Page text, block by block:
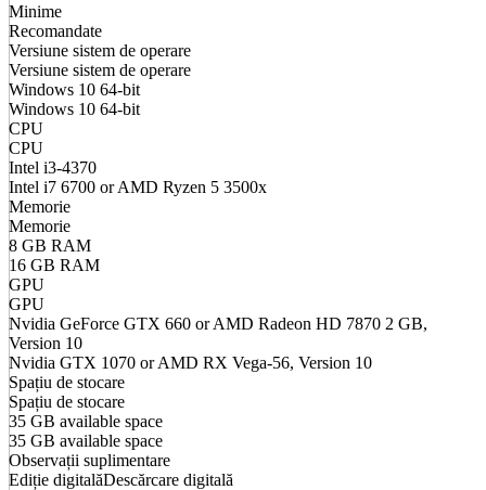
Minime
Recomandate
Versiune sistem de operare
Versiune sistem de operare
Windows 10 64-bit
Windows 10 64-bit
CPU
CPU
Intel i3-4370
Intel i7 6700 or AMD Ryzen 5 3500x
Memorie
Memorie
8 GB RAM
16 GB RAM
GPU
GPU
Nvidia GeForce GTX 660 or AMD Radeon HD 7870 2 GB,
Version 10
Nvidia GTX 1070 or AMD RX Vega-56, Version 10
Spațiu de stocare
Spațiu de stocare
35 GB available space
35 GB available space
Observații suplimentare
Ediție digitalăDescărcare digitală